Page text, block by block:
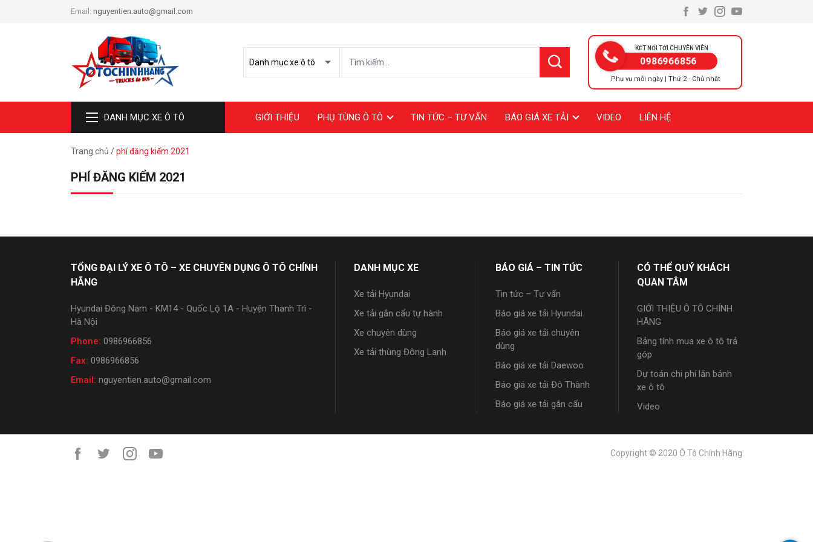
Email: nguyentien.auto@gmail.com
KẾT NỐI TỚI CHUYÊN VIÊN
0986966856
Phụ vụ mỗi ngày | Thứ 2 - Chủ nhật
DANH MỤC XE Ô TÔ GIỚI THIỆU PHỤ TÙNG Ô TÔ TIN TỨC – TƯ VẤN BÁO GIÁ XE TẢI VIDEO LIÊN HỆ
Trang chủ /phí đăng kiểm 2021
PHÍ ĐĂNG KIỂM 2021
TỔNG ĐẠI LÝ XE Ô TÔ – XE CHUYÊN DỤNG Ô TÔ CHÍNH
HÃNG
Hyundai Đông Nam - KM14 - Quốc Lộ 1A - Huyện Thanh Trì -
Hà Nội
Phone: 0986966856
Fax: 0986966856
Email: nguyentien.auto@gmail.com
DANH MỤC XE
Xe tải Hyundai
Xe tải gắn cẩu tự hành
Xe chuyên dùng
Xe tải thùng Đông Lạnh
BÁO GIÁ – TIN TỨC
Tin tức – Tư vấn
Báo giá xe tải Hyundai
Báo giá xe tải chuyên
dùng
Báo giá xe tải Daewoo
Báo giá xe tải Đô Thành
Báo giá xe tải gắn cẩu
CÓ THỂ QUÝ KHÁCH
QUAN TÂM
GIỚI THIỆU Ô TÔ CHÍNH
HÃNG
Bảng tính mua xe ô tô trả
góp
Dự toán chi phí lăn bánh
xe ô tô
Video
Copyright © 2020 Ô Tô Chính Hãng